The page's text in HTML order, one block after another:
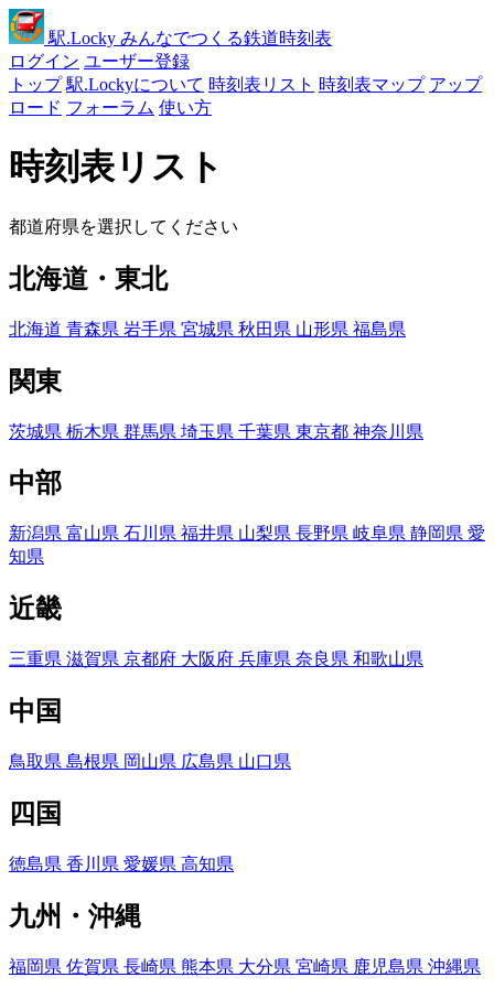
駅.Locky みんなでつくる鉄道時刻表
ログイン ユーザー登録
トップ 駅.Lockyについて 時刻表リスト 時刻表マップ アップ
ロード フォーラム 使い方
時刻表リスト
都道府県を選択してください
北海道・東北
北海道 青森県 岩手県 宮城県 秋田県 山形県 福島県
関東
茨城県 栃木県 群馬県 埼玉県 千葉県 東京都 神奈川県
中部
新潟県 富山県 石川県 福井県 山梨県 長野県 岐阜県 静岡県 愛
知県
近畿
三重県 滋賀県 京都府 大阪府 兵庫県 奈良県 和歌山県
中国
鳥取県 島根県 岡山県 広島県 山口県
四国
徳島県 香川県 愛媛県 高知県
九州・沖縄
福岡県 佐賀県 長崎県 熊本県 大分県 宮崎県 鹿児島県 沖縄県